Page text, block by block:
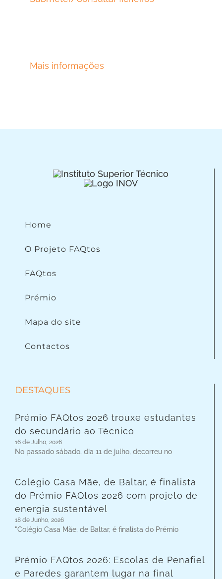
Mais informações
Home
O Projeto FAQtos
FAQtos
Prémio
Mapa do site
Contactos
DESTAQUES
Prémio FAQtos 2026 trouxe estudantes
do secundário ao Técnico
16 de Julho, 2026
No passado sábado, dia 11 de julho, decorreu no
Colégio Casa Mãe, de Baltar, é finalista
do Prémio FAQtos 2026 com projeto de
energia sustentável
18 de Junho, 2026
"Colégio Casa Mãe, de Baltar, é finalista do Prémio
Prémio FAQtos 2026: Escolas de Penafiel
e Paredes garantem lugar na final